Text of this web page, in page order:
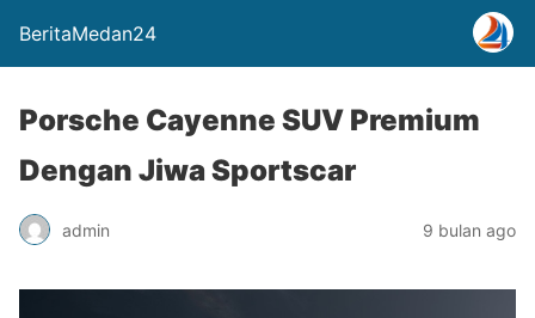
BeritaMedan24
Porsche Cayenne SUV Premium
Dengan Jiwa Sportscar
admin 9 bulan ago